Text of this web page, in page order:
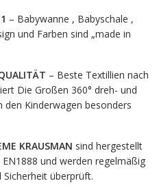
– Babywanne , Babyschale ,
und Farben sind „made in
– Beste Textillien nach
Die Großen 360° dreh- und
Kinderwagen besonders
KRAUSMAN sind hergestellt
und werden regelmäßig
überprüft.